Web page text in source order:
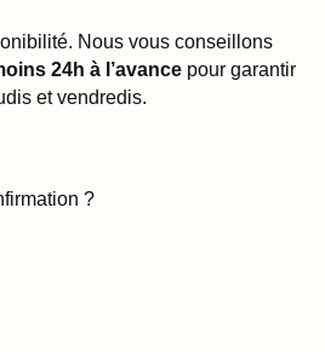
Nous vous conseillons
24h à l’avance pour garantir
et vendredis.
?